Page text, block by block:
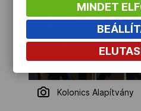
Kolonics Alapítvány
MINDET